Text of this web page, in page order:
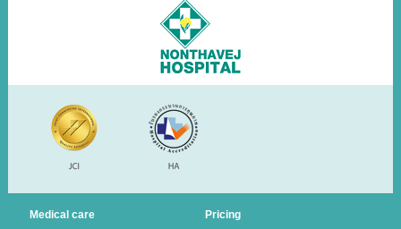
Medical care
Pricing